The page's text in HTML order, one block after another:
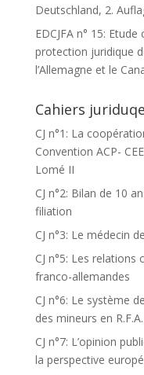
Deutschland, 2.
EDCJFA n° 15:
protection juridique
l’Allemagne et le
Cahiers
CJ n°1: La
Convention ACP-
Lomé II
CJ n°2: Bilan de 10
filiation
CJ n°3: Le médecin
CJ n°5: Les
franco-allemandes
CJ n°6: Le système
des mineurs en R.F.A.
CJ n°7: L’opinion
la perspective